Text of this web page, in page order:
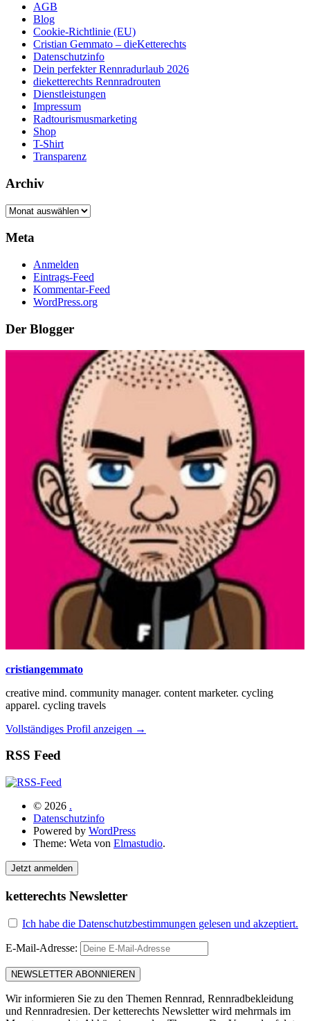
AGB
Blog
Cookie-Richtlinie (EU)
Cristian Gemmato – dieKetterechts
Datenschutzinfo
Dein perfekter Rennradurlaub 2026
dieketterechts Rennradrouten
Dienstleistungen
Impressum
Radtourismusmarketing
Shop
T-Shirt
Transparenz
Archiv
Archiv
Meta
Anmelden
Eintrags-Feed
Kommentar-Feed
WordPress.org
Der Blogger
cristiangemmato
creative mind. community manager. content marketer. cycling
apparel. cycling travels
Vollständiges Profil anzeigen →
RSS Feed
© 2026 .
Datenschutzinfo
Powered by WordPress
Theme: Weta von Elmastudio.
Jetzt anmelden
ketterechts Newsletter
Ich habe die Datenschutzbestimmungen gelesen und akzeptiert.
E-Mail-Adresse:
Wir informieren Sie zu den Themen Rennrad, Rennradbekleidung
und Rennradresien. Der ketterechts Newsletter wird mehrmals im